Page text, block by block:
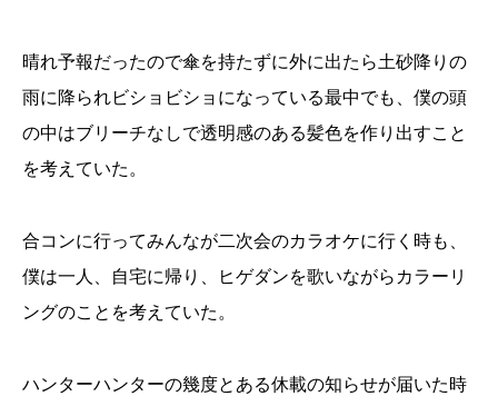
晴れ予報だったので傘を持たずに外に出たら土砂降りの
雨に降られビショビショになっている最中でも、僕の頭
の中はブリーチなしで透明感のある髪色を作り出すこと
を考えていた。
合コンに行ってみんなが二次会のカラオケに行く時も、
僕は一人、自宅に帰り、ヒゲダンを歌いながらカラーリ
ングのことを考えていた。
ハンターハンターの幾度とある休載の知らせが届いた時